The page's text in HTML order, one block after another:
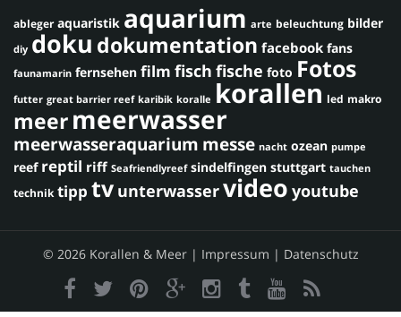
ableger aquaristik aquarium arte beleuchtung bilder
diy doku dokumentation facebook fans
faunamarin fernsehen film fisch fische foto Fotos
futter great barrier reef karibik koralle korallen led makro
meermeerwasser
meerwasseraquarium messe nacht ozean pumpe
reef reptil riff Seafriendlyreef sindelfingen stuttgart tauchen
technik tipp tv unterwasservideo youtube
© 2026 Korallen & Meer | Impressum | Datenschutz